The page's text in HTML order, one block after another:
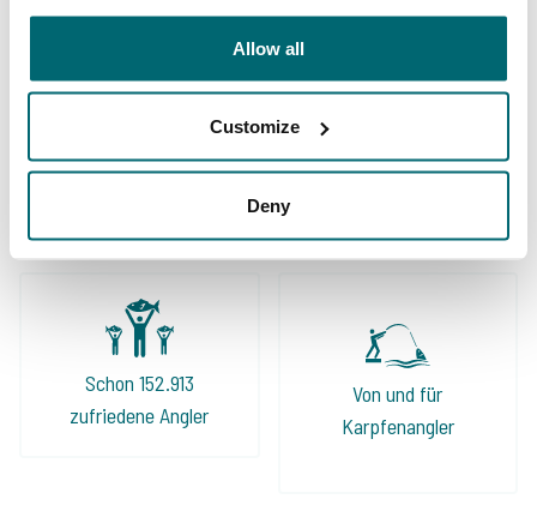
Allow all
Customize
Deny
Sorgenfreier Urlaub
Große Auswahl an 1A
Karpfengewässern
Schon 152.913
zufriedene Angler
Von und für
Karpfenangler